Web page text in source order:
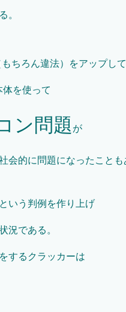
。
ちろん違法）をアップして
を使って
ン問題 が
会的に問題になったことも
いう判例を作り上げ
況である。
するクラッカーは